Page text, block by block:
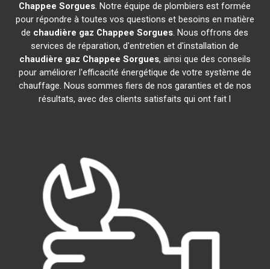
Chappee Sorgues. Notre équipe de plombiers est formée
pour répondre à toutes vos questions et besoins en matière
de chaudière gaz Chappee Sorgues. Nous offrons des
services de réparation, d'entretien et d'installation de
chaudière gaz Chappee Sorgues, ainsi que des conseils
pour améliorer l'efficacité énergétique de votre système de
chauffage. Nous sommes fiers de nos garanties et de nos
résultats, avec des clients satisfaits qui ont fait l